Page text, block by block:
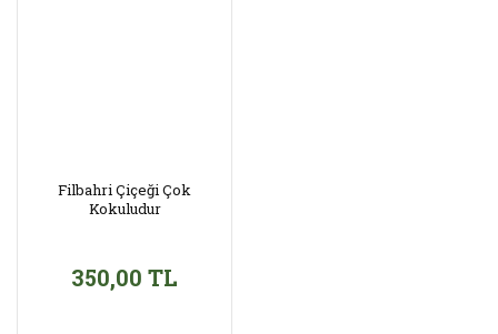
Filbahri Çiçeği Çok
Kokuludur
350,00 TL